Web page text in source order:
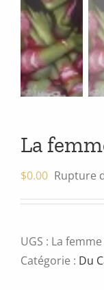
La
$0.00 Rupture
UGS : La
Catégorie : Du